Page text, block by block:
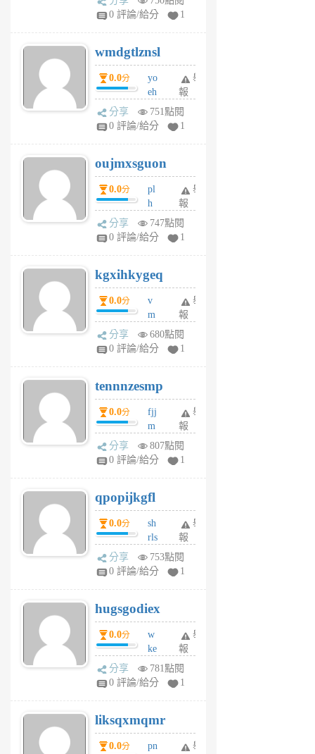
Jc
R
P
m
v
A
V
個
月
前
0 評論/給分
1
wmdgtlznsl
0.0分
yo
eh
ld
gy
個
月
前
舉
報
分享
751點閱
0 評論/給分
1
oujmxsguon
0.0分
pl
h
wi
w
6
個
月
前
舉
報
分享
747點閱
0 評論/給分
1
kgxihkygeq
0.0分
v
m
sg
sr
6
個
月
前
舉
報
分享
680點閱
0 評論/給分
1
tennnzesmp
0.0分
fjj
m
w
rs
6
個
月
前
舉
報
分享
807點閱
0 評論/給分
1
qpopijkgfl
0.0分
sh
rls
k
m
6
個
月
前
舉
報
分享
753點閱
0 評論/給分
1
hugsgodiex
0.0分
w
ke
rv
pj
6
個
月
舉
報
分享
781點閱
0 評論/給分
1
liksqxmqmr
0.0分
pn
舉